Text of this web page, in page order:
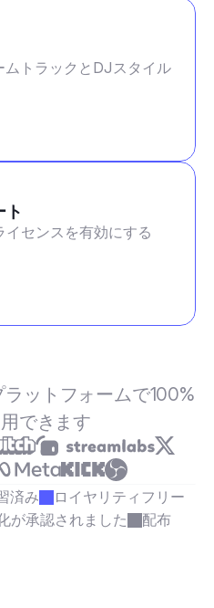
トラックとDJスタイル
ト
センスを有効にする
ットフォームで100%
できます
済み
ロイヤリティフリー
が承認されました 配布